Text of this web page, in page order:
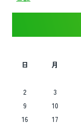
日
月
2
3
9
10
16
17